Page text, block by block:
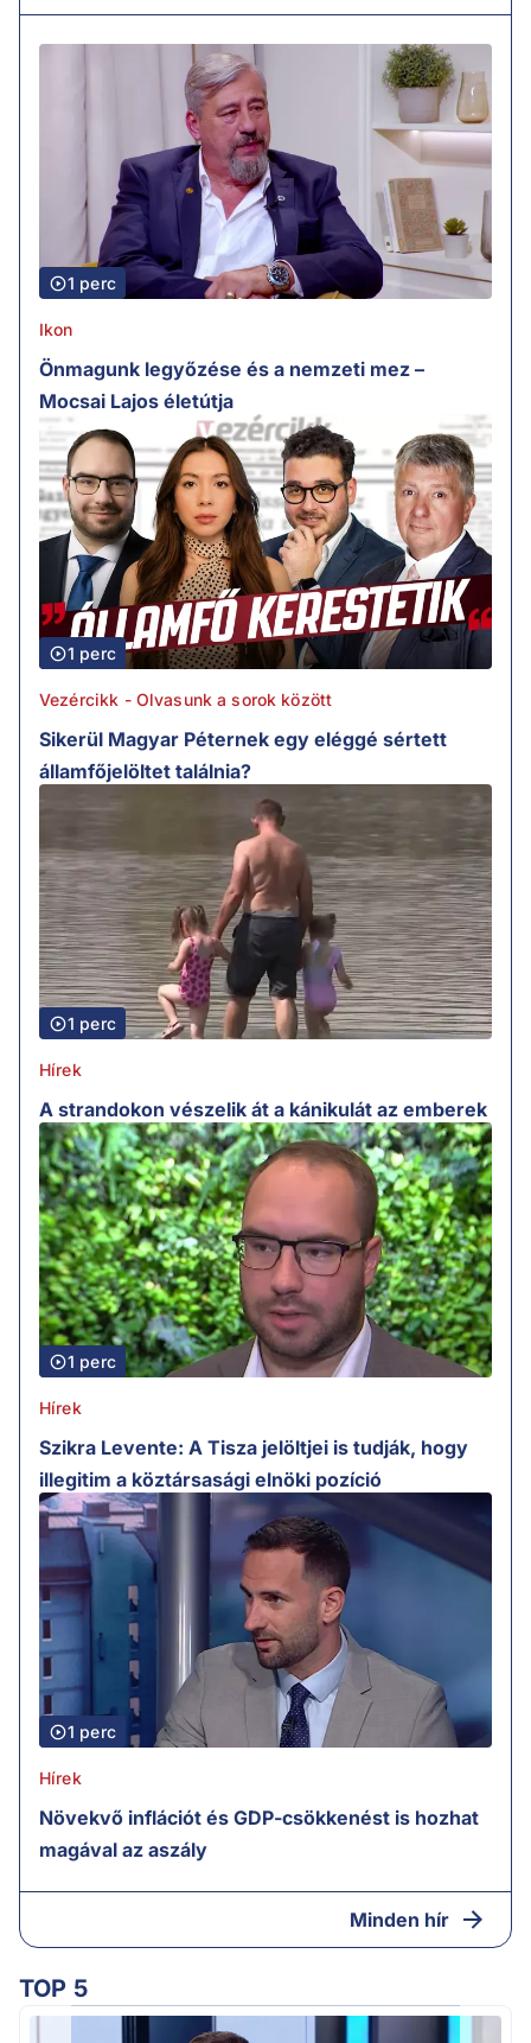
1 perc
Ikon
Önmagunk legyőzése és a nemzeti mez –
Mocsai Lajos életútja
1 perc
Vezércikk - Olvasunk a sorok között
Sikerül Magyar Péternek egy eléggé sértett
államfőjelöltet találnia?
1 perc
Hírek
A strandokon vészelik át a kánikulát az emberek
1 perc
Hírek
Szikra Levente: A Tisza jelöltjei is tudják, hogy
illegitim a köztársasági elnöki pozíció
1 perc
Hírek
Növekvő inflációt és GDP-csökkenést is hozhat
magával az aszály
Minden hír
TOP 5